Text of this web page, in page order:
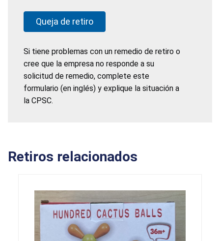
Queja de retiro
Si tiene problemas con un remedio de retiro o
cree que la empresa no responde a su
solicitud de remedio, complete este
formulario (en inglés) y explique la situación a
la CPSC.
Retiros relacionados